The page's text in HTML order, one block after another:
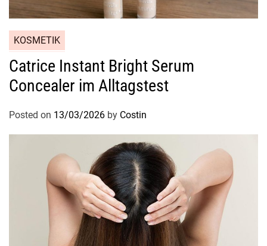
KOSMETIK
Catrice Instant Bright Serum
Concealer im Alltagstest
Posted on 13/03/2026 by Costin